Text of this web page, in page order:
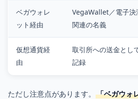
ベガウォレ
ット経由
VegaWallet／電子決
関連の名義
仮想通貨経
由
取引所への送金とし
記録
ただし注意点があります。 「ベガウォ